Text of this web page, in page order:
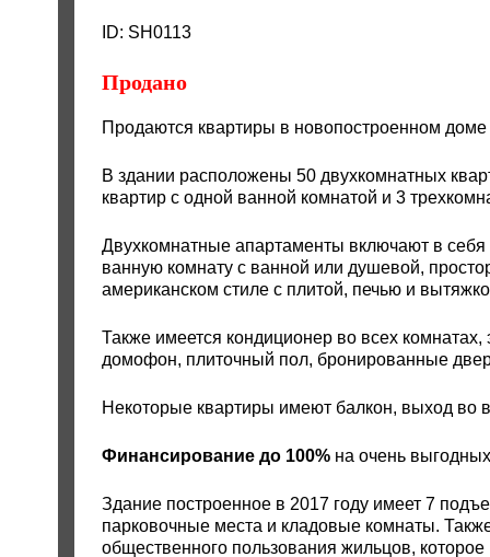
ID: SH0113
Продано
Продаются квартиры в новопостроенном
В здании расположены 50 двухкомнатных
квартир с одной ванной комнатой и 3
Двухкомнатные апартаменты включают в
ванную комнату с ванной или душевой,
американском стиле с плитой, печью и
Также имеется кондиционер во всех комнатах,
домофон, плиточный пол, бронированные
Некоторые квартиры имеют балкон, выход во
Финансирование до 100% на очень
Здание построенное в 2017 году имеет 7
парковочные места и кладовые комнаты.
общественного пользования жильцов,